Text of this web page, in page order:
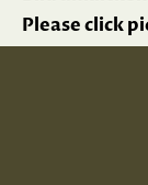
Please click